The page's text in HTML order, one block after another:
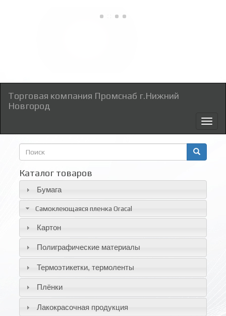
Торговая компания Промснаб г.Нижний
Новгород
Форма
поиска
Каталог товаров
Бумага
Самоклеющаяся пленка Oracal
Картон
Полиграфические материалы
Термоэтикетки, термоленты
Плёнки
Лакокрасочная продукция